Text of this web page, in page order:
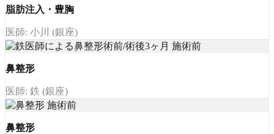
脂肪注入・豊胸
医師: 小川 (銀座)
鼻整形
医師: 鉄 (銀座)
鼻整形